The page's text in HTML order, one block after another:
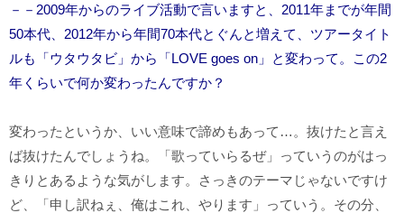
－－2009年からのライブ活動で言いますと、2011年までが年間
50本代、2012年から年間70本代とぐんと増えて、ツアータイト
ルも「ウタウタビ」から「LOVE goes on」と変わって。この2
年くらいで何か変わったんですか？
変わったというか、いい意味で諦めもあって…。抜けたと言え
ば抜けたんでしょうね。「歌っていらるぜ」っていうのがはっ
きりとあるような気がします。さっきのテーマじゃないですけ
ど、「申し訳ねぇ、俺はこれ、やります」っていう。その分、